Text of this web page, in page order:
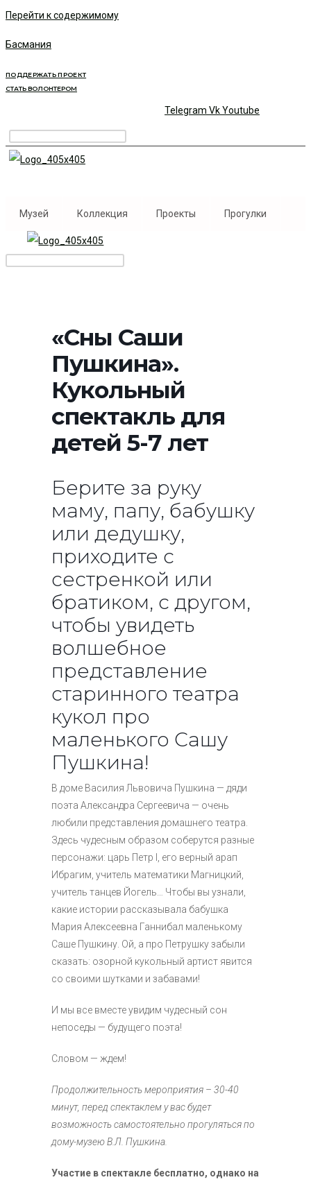
Перейти к содержимому
Басмания
ПОДДЕРЖАТЬ ПРОЕКТ
СТАТЬ ВОЛОНТЕРОМ
Telegram VkYoutube
Музей Коллекция Проекты Прогулки
«Сны Саши
Пушкина».
Кукольный
спектакль для
детей 5-7 лет
Берите за руку
маму, папу, бабушку
или дедушку,
приходите с
сестренкой или
братиком, с другом,
чтобы увидеть
волшебное
представление
старинного театра
кукол про
маленького Сашу
Пушкина!
В доме Василия Львовича Пушкина — дяди
поэта Александра Сергеевича — очень
любили представления домашнего театра.
Здесь чудесным образом соберутся разные
персонажи: царь Петр l, его верный арап
Ибрагим, учитель математики Магницкий,
учитель танцев Йогель… Чтобы вы узнали,
какие истории рассказывала бабушка
Мария Алексеевна Ганнибал маленькому
Саше Пушкину. Ой, а про Петрушку забыли
сказать: озорной кукольный артист явится
со своими шутками и забавами!
И мы все вместе увидим чудесный сон
непоседы — будущего поэта!
Словом — ждем!
Продолжительность мероприятия – 30-40
минут, перед спектаклем у вас будет
возможность самостоятельно прогуляться по
дому-музею В.Л. Пушкина.
Участие в спектакле бесплатно, однако на